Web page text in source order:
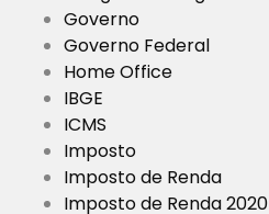
Governo
Governo Federal
Home Office
IBGE
ICMS
Imposto
Imposto de Renda
Imposto de Renda 2020